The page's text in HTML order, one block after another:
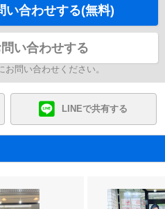
い合わせする(無料)
い合わせする
問い合わせください。
LINEで共有する